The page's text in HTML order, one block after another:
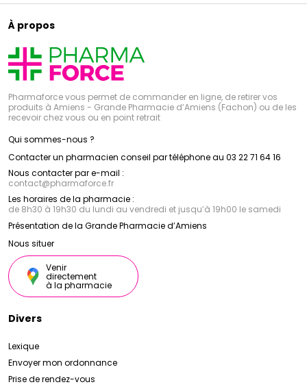
À propos
Pharmaforce vous permet de commander en ligne, de retirer vos
produits à Amiens - Grande Pharmacie d’Amiens (Fachon) ou de les
recevoir chez vous ou en point retrait
Qui sommes-nous ?
Contacter un pharmacien conseil par téléphone au 03 22 71 64 16
Nous contacter par e-mail :
contact@pharmaforce.fr
Les horaires de la pharmacie :
de 8h30 à 19h30 du lundi au vendredi et jusqu’à 19h00 le samedi
Présentation de la Grande Pharmacie d’Amiens
Nous situer
Venir
directement
à la pharmacie
Divers
Lexique
Envoyer mon ordonnance
Prise de rendez-vous